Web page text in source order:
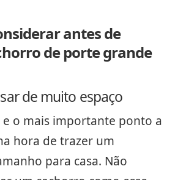
antes de
de porte grande
de muito espaço
e o mais importante ponto a
hora de trazer um
para casa. Não